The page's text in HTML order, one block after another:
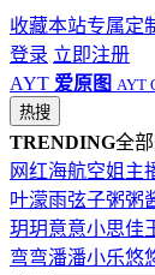
收藏本站专属定
登录 立即注册
AYT 爱原图 AYT
热搜
TRENDING全
网红海航空姐 主
叶濛雨弦子粥粥
玥玥意意小思佳
弯弯潘潘小乐悠